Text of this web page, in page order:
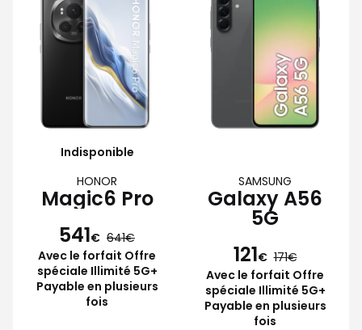
Indisponible
HONOR
Magic6 Pro
541€ 641
Avec le forfait Offre
spéciale Illimité 5G+
Payable en plusieurs
fois
SAMSUNG
Galaxy A56
5G
121€ 171
Avec le forfait Offre
spéciale Illimité 5G+
Payable en plusieurs
fois